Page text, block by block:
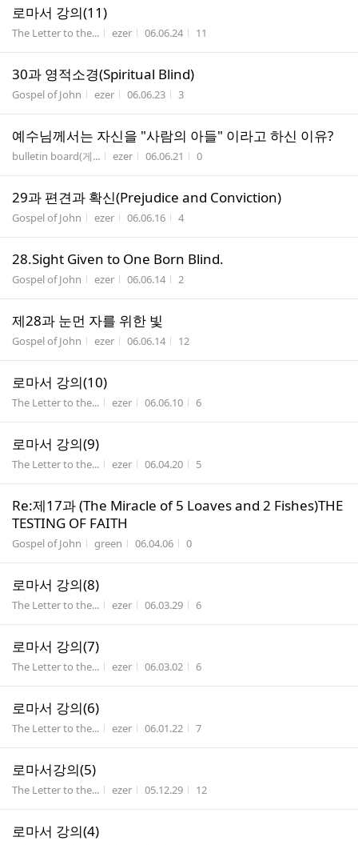
로마서 강의(11)
게시판명
The Letter to the... 작성자
ezer 작성시간
06.06.24 조회수
11
30과 영적소경(Spiritual Blind)
게시판명
Gospel of John 작성자
ezer 작성시간
06.06.23 조회수
3
예수님께서는 자신을 "사람의 아들" 이라고 하신 이유?
게시판명
bulletin board(게... 작성자
ezer 작성시간
06.06.21 조회수
0
29과 편견과 확신(Prejudice and Conviction)
게시판명
Gospel of John 작성자
ezer 작성시간
06.06.16 조회수
4
28.Sight Given to One Born Blind.
게시판명
Gospel of John 작성자
ezer 작성시간
06.06.14 조회수
2
제28과 눈먼 자를 위한 빛
게시판명
Gospel of John 작성자
ezer 작성시간
06.06.14 조회수
12
로마서 강의(10)
게시판명
The Letter to the... 작성자
ezer 작성시간
06.06.10 조회수
6
로마서 강의(9)
게시판명
The Letter to the... 작성자
ezer 작성시간
06.04.20 조회수
5
Re:제17과 (The Miracle of 5 Loaves and 2 Fishes)THE
TESTING OF FAITH
게시판명
Gospel of John 작성자
green 작성시간
06.04.06 조회수
0
로마서 강의(8)
게시판명
The Letter to the... 작성자
ezer 작성시간
06.03.29 조회수
6
로마서 강의(7)
게시판명
The Letter to the... 작성자
ezer 작성시간
06.03.02 조회수
6
로마서 강의(6)
게시판명
The Letter to the... 작성자
ezer 작성시간
06.01.22 조회수
7
로마서강의(5)
게시판명
The Letter to the... 작성자
ezer 작성시간
05.12.29 조회수
12
로마서 강의(4)